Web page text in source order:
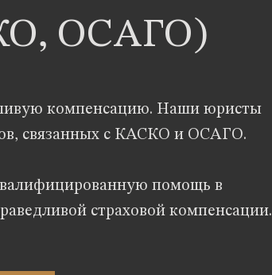
компенсацию. Наши юристы
связанных с КАСКО и ОСАГО.
помощь в
страховой компенсации.
ОСАГО)